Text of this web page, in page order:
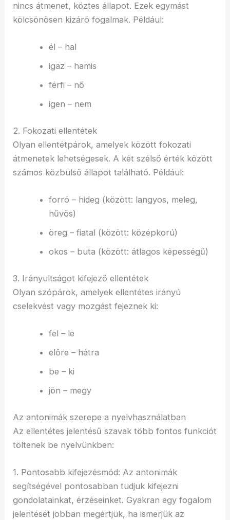
nincs átmenet, köztes állapot. Ezek egymást
kölcsönösen kizáró fogalmak. Például:
él – hal
igaz – hamis
férfi – nő
igen – nem
2. Fokozati ellentétek
Olyan ellentétpárok, amelyek között fokozati
átmenetek lehetségesek. A két szélső érték között
számos közbülső állapot található. Például:
forró – hideg (között: langyos, meleg,
hűvös)
öreg – fiatal (között: középkorú)
okos – buta (között: átlagos képességű)
3. Irányultságot kifejező ellentétek
Olyan szópárok, amelyek ellentétes irányú
cselekvést vagy mozgást fejeznek ki:
fel – le
előre – hátra
be – ki
jön – megy
Az antonimák szerepe a nyelvhasználatban
Az ellentétes jelentésű szavak több fontos funkciót
töltenek be nyelvünkben:
1. Pontosabb kifejezésmód: Az antonimák
segítségével pontosabban tudjuk kifejezni
gondolatainkat, érzéseinket. Gyakran egy fogalom
jelentését jobban megértjük, ha ismerjük az